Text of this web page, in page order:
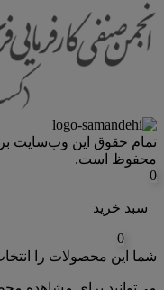
محفوظ است.
0
سبد خرید
0
شما این محصولات را